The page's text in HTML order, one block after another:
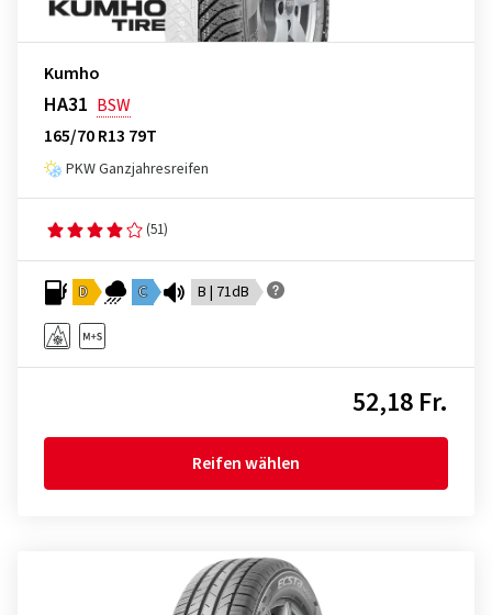
Kumho
HA31 BSW
165/70 R13 79T
PKW Ganzjahresreifen
(51)
D C B | 71dB
52,18 Fr.
Reifen wählen